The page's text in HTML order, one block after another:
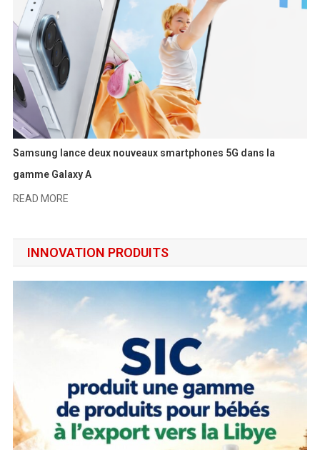
Samsung lance deux nouveaux smartphones 5G dans la
gamme Galaxy A
READ MORE
INNOVATION PRODUITS